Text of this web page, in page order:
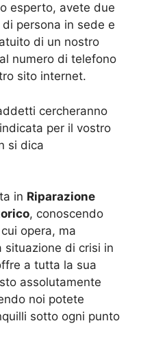
esperto, avete due
persona in sede e
di un nostro
numero di telefono
sito internet.
cercheranno
per il vostro
si dica
in Riparazione
, conoscendo
opera, ma
di crisi in
a tutta la sua
assolutamente
noi potete
sotto ogni punto